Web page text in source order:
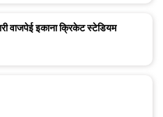
वाजपेई इकाना क्रिकेट स्टेडियम